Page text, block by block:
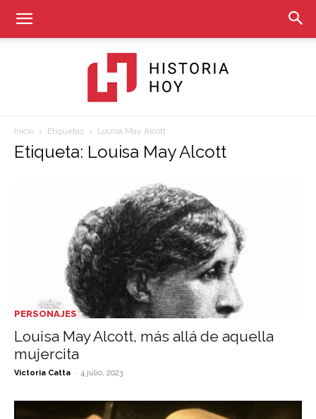
Historia
Hoy
Inicio Etiquetas Louisa May Alcott
Etiqueta: Louisa May Alcott
PERSONAJES
Louisa May Alcott, más allá de aquella
mujercita
Victoria Catta - 4 julio, 2023